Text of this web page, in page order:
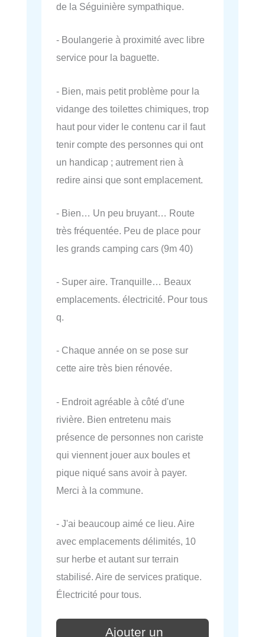
de la Séguinière sympathique.
- Boulangerie à proximité avec libre
service pour la baguette.
- Bien, mais petit problème pour la
vidange des toilettes chimiques, trop
haut pour vider le contenu car il faut
tenir compte des personnes qui ont
un handicap ; autrement rien à
redire ainsi que sont emplacement.
- Bien… Un peu bruyant… Route
très fréquentée. Peu de place pour
les grands camping cars (9m 40)
- Super aire. Tranquille… Beaux
emplacements. électricité. Pour tous
q.
- Chaque année on se pose sur
cette aire très bien rénovée.
- Endroit agréable à côté d'une
rivière. Bien entretenu mais
présence de personnes non cariste
qui viennent jouer aux boules et
pique niqué sans avoir à payer.
Merci à la commune.
- J'ai beaucoup aimé ce lieu. Aire
avec emplacements délimités, 10
sur herbe et autant sur terrain
stabilisé. Aire de services pratique.
Électricité pour tous.
Ajouter un